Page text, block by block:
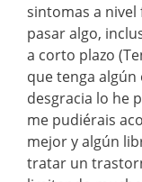
sintomas a nivel
pasar algo,
a corto plazo
que tenga
desgracia lo he
me pudiérais
mejor y algún
tratar un